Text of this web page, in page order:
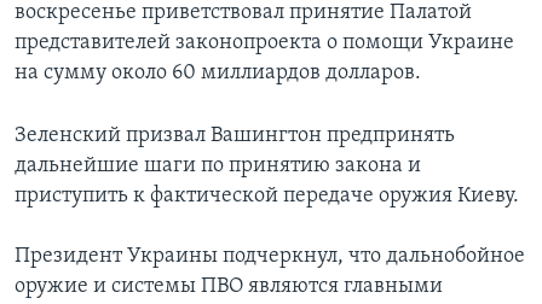
воскресенье приветствовал принятие Палатой
представителей законопроекта о помощи Украине
на сумму около 60 миллиардов долларов.
Зеленский призвал Вашингтон предпринять
дальнейшие шаги по принятию закона и
приступить к фактической передаче оружия Киеву.
Президент Украины подчеркнул, что дальнобойное
оружие и системы ПВО являются главными